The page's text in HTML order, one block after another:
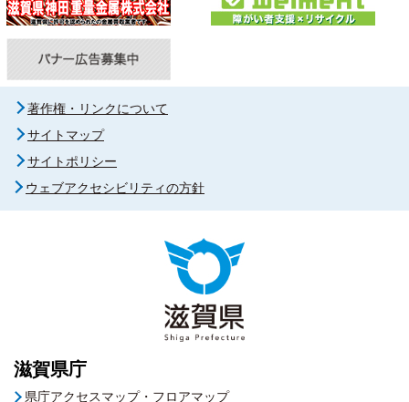
著作権・リンクについて
サイトマップ
サイトポリシー
ウェブアクセシビリティの方針
滋賀県庁
県庁アクセスマップ・フロアマップ